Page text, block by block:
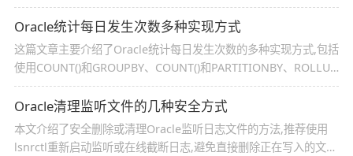
引优化
Oracle统计每日发生次数多种实现方式
这篇文章主要介绍了Oracle统计每日发生次数的多种实现方式,包括
使用COUNT()和GROUPBY、COUNT()和PARTITIONBY、ROLLUP
以及HISTOGRAM分析功能,需要的朋友可以参考下
Oracle清理监听文件的几种安全方式
本文介绍了安全删除或清理Oracle监听日志文件的方法,推荐使用
lsnrctl重新启动监听或在线截断日志,避免直接删除正在写入的文